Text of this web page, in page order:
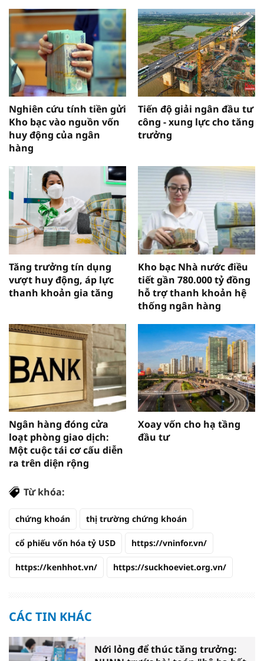
Nghiên cứu tính tiền gửi
Kho bạc vào nguồn vốn
huy động của ngân
hàng
Tiến độ giải ngân đầu tư
công - xung lực cho tăng
trưởng
Tăng trưởng tín dụng
vượt huy động, áp lực
thanh khoản gia tăng
Kho bạc Nhà nước điều
tiết gần 780.000 tỷ đồng
hỗ trợ thanh khoản hệ
thống ngân hàng
Ngân hàng đóng cửa
loạt phòng giao dịch:
Một cuộc tái cơ cấu diễn
ra trên diện rộng
Xoay vốn cho hạ tầng
đầu tư
Từ khóa:
chứng khoán thị trường chứng khoán
cổ phiếu vốn hóa tỷ USD https://vninfor.vn/
https://kenhhot.vn/ https://suckhoeviet.org.vn/
CÁC TIN KHÁC
Nới lỏng để thúc tăng trưởng: